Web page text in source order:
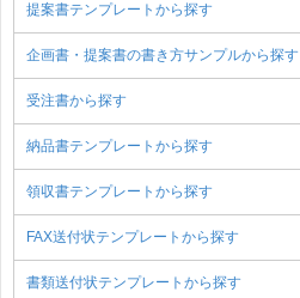
提案書テンプレートから探す
企画書・提案書の書き方サンプルから探す
受注書から探す
納品書テンプレートから探す
領収書テンプレートから探す
FAX送付状テンプレートから探す
書類送付状テンプレートから探す